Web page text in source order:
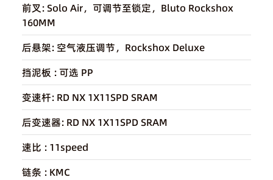
前叉:Solo Air，可调节至锁定，Bluto Rockshox
160MM
后悬架: 空气液压调节，Rockshox Deluxe
挡泥板 : 可选 PP
变速杆: RD NX 1X11SPD SRAM
后变速器: RD NX 1X11SPD SRAM
速比 : 11speed
链条 : KMC